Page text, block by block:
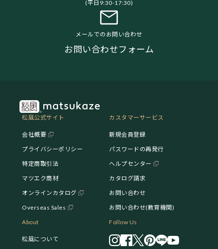
(平日9:30-17:30)
メールでのお問い合わせ
お問い合わせフォーム
松風公式サイト
会社概要
プライバシーポリシー
特定商取引法
マツエク商材
オンラインカタログ
Overseas Sales
カスタマーサービス
新規会員登録
パスワードの再発行
ヘルプセンター
カタログ請求
お問い合わせ
お問い合わせ(教育機関)
About
松風について
Follow Us